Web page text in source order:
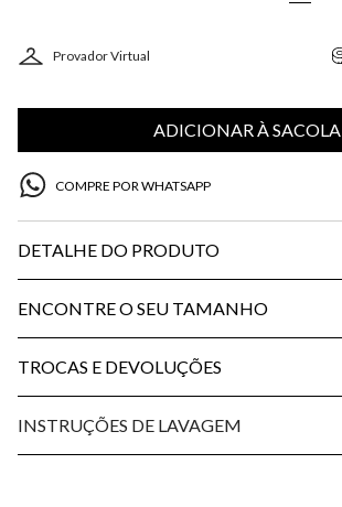
Provador Virtual
ADICIONAR À SACOLA
COMPRE POR WHATSAPP
DETALHE DO PRODUTO
ENCONTRE O SEU TAMANHO
TROCAS E DEVOLUÇÕES
INSTRUÇÕES DE LAVAGEM